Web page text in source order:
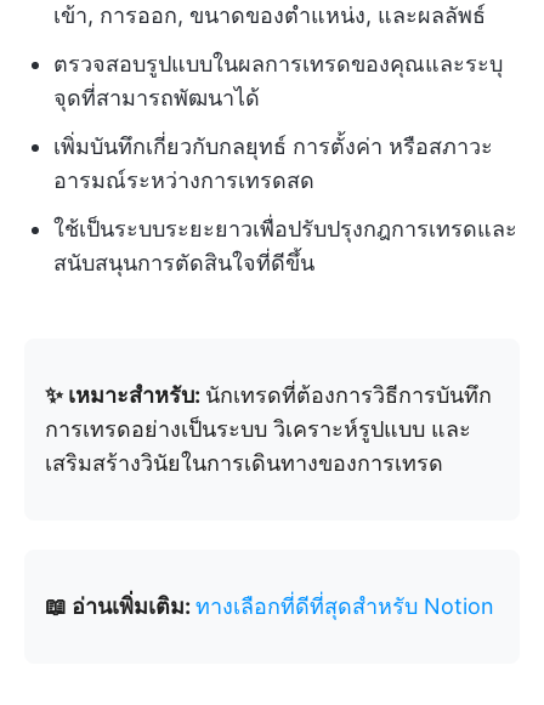
เข้า, การออก, ขนาดของตำแหน่ง, และผลลัพธ์
ตรวจสอบรูปแบบในผลการเทรดของคุณและระบุ
จุดที่สามารถพัฒนาได้
เพิ่มบันทึกเกี่ยวกับกลยุทธ์ การตั้งค่า หรือสภาวะ
อารมณ์ระหว่างการเทรดสด
ใช้เป็นระบบระยะยาวเพื่อปรับปรุงกฎการเทรดและ
สนับสนุนการตัดสินใจที่ดีขึ้น
✨ เหมาะสำหรับ: นักเทรดที่ต้องการวิธีการบันทึก
การเทรดอย่างเป็นระบบ วิเคราะห์รูปแบบ และ
เสริมสร้างวินัยในการเดินทางของการเทรด
📖 อ่านเพิ่มเติม: ทางเลือกที่ดีที่สุดสำหรับ Notion